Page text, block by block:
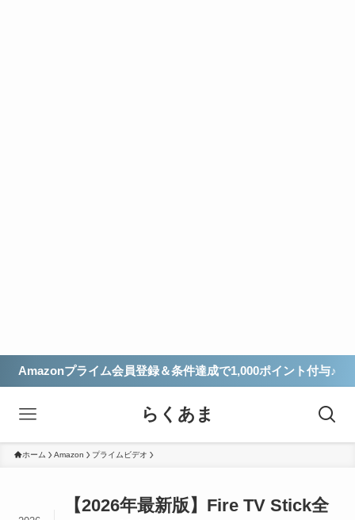
Amazonプライム会員登録＆条件達成で1,000ポイント付与♪
らくあま
ホーム Amazon プライムビデオ
【2026年最新版】Fire TV Stick全